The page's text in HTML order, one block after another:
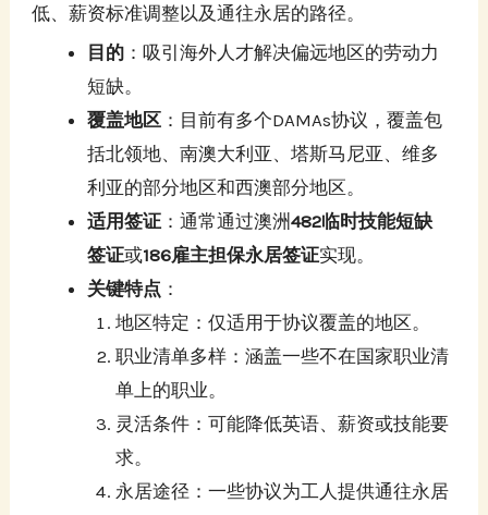
低、薪资标准调整以及通往永居的路径。
目的 ：吸引海外人才解决偏远地区的劳动力
短缺。
覆盖地区 ：目前有多个DAMAs协议，覆盖包
括北领地、南澳大利亚、塔斯马尼亚、维多
利亚的部分地区和西澳部分地区。
适用签证 ：通常通过澳洲482临时技能短缺
签证或186雇主担保永居签证实现。
关键特点 ：
地区特定：仅适用于协议覆盖的地区。
职业清单多样：涵盖一些不在国家职业清
单上的职业。
灵活条件：可能降低英语、薪资或技能要
求。
永居途径：一些协议为工人提供通往永居